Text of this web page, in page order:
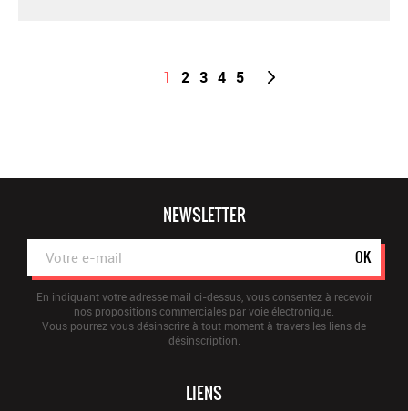
1 2 3 4 5
NEWSLETTER
OK
En indiquant votre adresse mail ci-dessus, vous consentez à recevoir
nos propositions commerciales par voie électronique.
Vous pourrez vous désinscrire à tout moment à travers les liens de
désinscription.
LIENS